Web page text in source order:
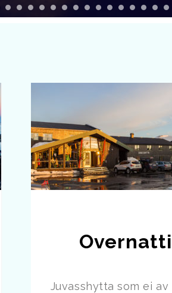
Juvasshytta som ei